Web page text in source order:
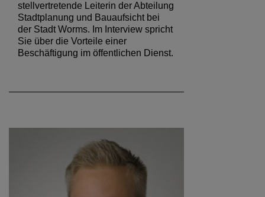
stellvertretende Leiterin der Abteilung
Stadtplanung und Bauaufsicht bei
der Stadt Worms. Im Interview spricht
Sie über die Vorteile einer
Beschäftigung im öffentlichen Dienst.